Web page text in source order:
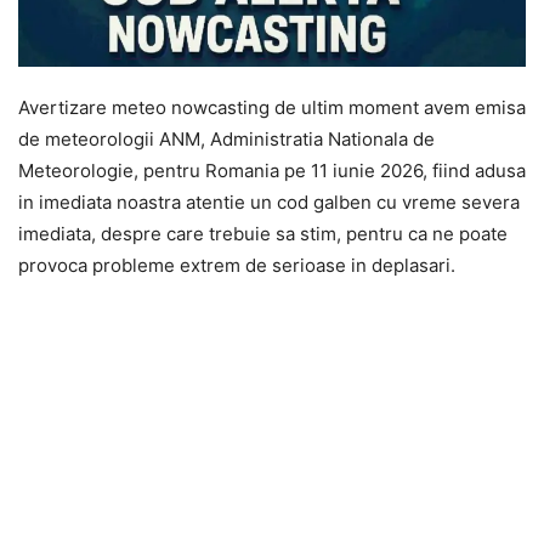
Avertizare meteo nowcasting de ultim moment avem emisa
de meteorologii ANM, Administratia Nationala de
Meteorologie, pentru Romania pe 11 iunie 2026, fiind adusa
in imediata noastra atentie un cod galben cu vreme severa
imediata, despre care trebuie sa stim, pentru ca ne poate
provoca probleme extrem de serioase in deplasari.